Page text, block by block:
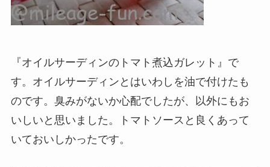
『オイルサーディンのトマト煮込ガレット』で
す。オイルサーディンとはいわしを油で付けたも
のです。臭みがないか心配でしたが、以外にもお
いしいと思いました。トマトソースと良くあって
いておいしかったです。